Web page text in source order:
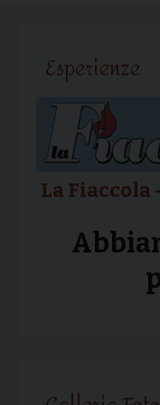
Esperienze
La Fiaccola